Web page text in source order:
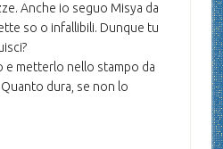
Anche io seguo Misya da
so o infallibili. Dunque tu
e metterlo nello stampo da
dura, se non lo